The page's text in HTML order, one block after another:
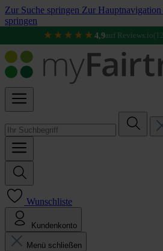
Zur Suche springen Zur Hauptnavigation
springen
★★★★★4,9auf Reviews.io
Wunschliste
Kundenkonto
Menü schließen